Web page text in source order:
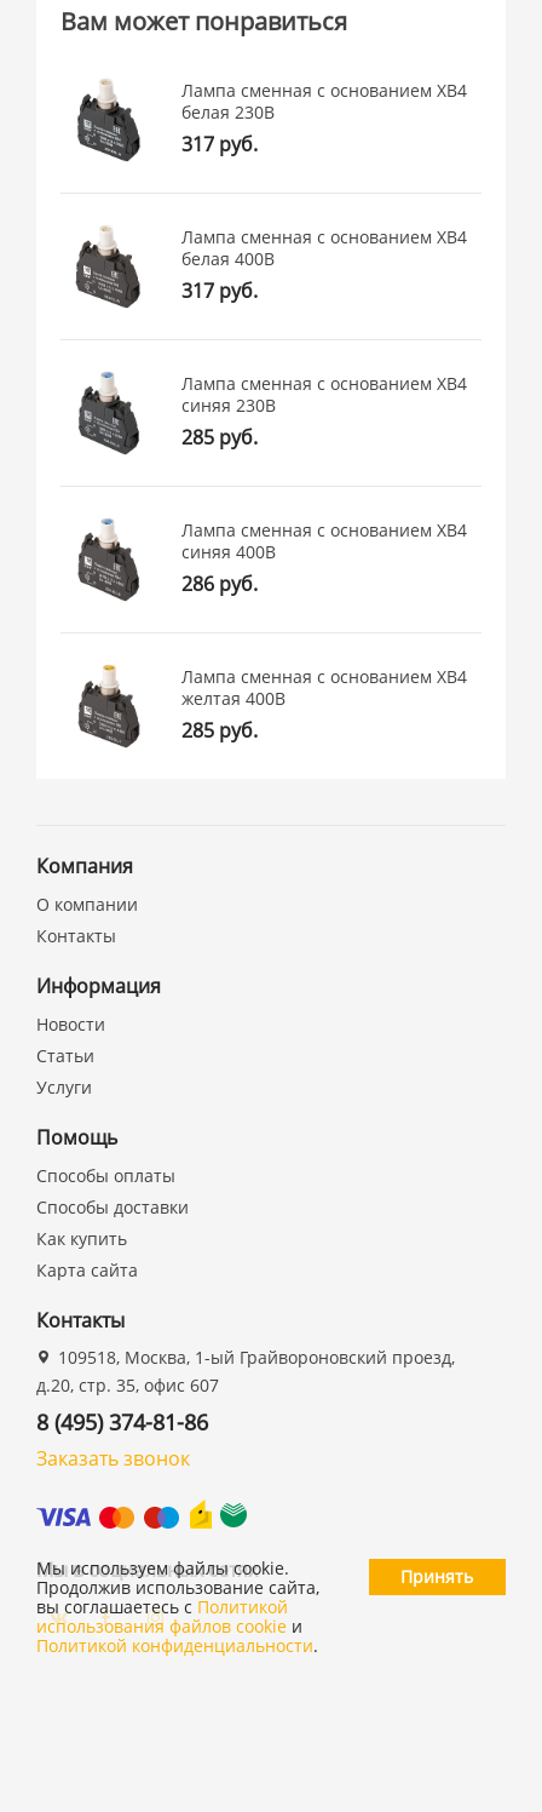
Вам может понравиться
Лампа сменная c основанием XB4
белая 230В
317 руб.
Лампа сменная c основанием XB4
белая 400В
317 руб.
Лампа сменная c основанием XB4
синяя 230В
285 руб.
Лампа сменная c основанием XB4
синяя 400В
286 руб.
Лампа сменная c основанием XB4
желтая 400В
285 руб.
Компания
О компании
Контакты
Информация
Новости
Статьи
Услуги
Помощь
Способы оплаты
Способы доставки
Как купить
Карта сайта
Контакты
109518, Москва, 1-ый Грайвороновский проезд,
д.20, стр. 35, офис 607
8 (495) 374-81-86
Заказать звонок
Мы в социальных сетях
Мы используем файлы cookie.
Продолжив использование сайта,
вы соглашаетесь с Политикой
использования файлов cookie и
Политикой конфиденциальности.
Принять